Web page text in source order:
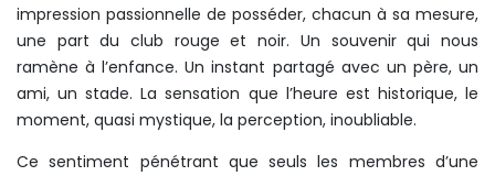
impression passionnelle de posséder, chacun à sa mesure,
une part du club rouge et noir. Un souvenir qui nous
ramène à l’enfance. Un instant partagé avec un père, un
ami, un stade. La sensation que l’heure est historique, le
moment, quasi mystique, la perception, inoubliable.
Ce sentiment pénétrant que seuls les membres d’une